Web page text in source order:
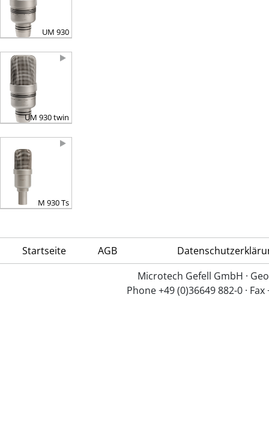
UM 930
UM 930 twin
M 930 Ts
Startseite AGB
Microtech Gefell GmbH ·
Phone +49 (0)36649 882-0 ·